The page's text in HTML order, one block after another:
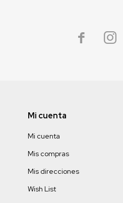
 
Mi cuenta
Mi cuenta
Mis compras
Mis direcciones
Wish List